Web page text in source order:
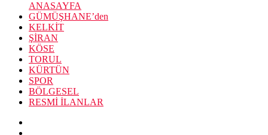
ANASAYFA
GÜMÜŞHANE’den
KELKİT
ŞİRAN
KÖSE
TORUL
KÜRTÜN
SPOR
BÖLGESEL
RESMİ İLANLAR